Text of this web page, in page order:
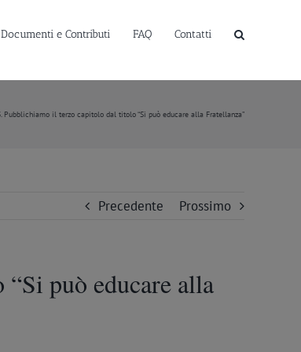
Documenti e Contributi FAQ Contatti
Pubblichiamo il terzo capitolo dal titolo “Si può educare alla Fratellanza”
Precedente Prossimo
può educare alla